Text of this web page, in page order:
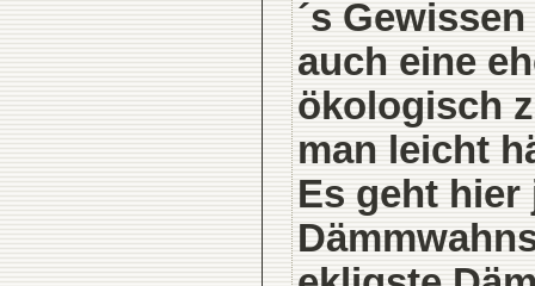
´s
auch eine
ökologisch
man leicht
Es geht